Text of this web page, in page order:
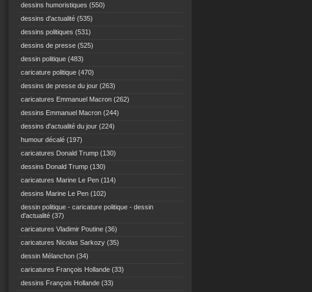
dessins humoristiques (550)
dessins d'actualité (535)
dessins politiques (531)
dessins de presse (525)
dessin politique (483)
caricature politique (470)
dessins de presse du jour (263)
caricatures Emmanuel Macron (262)
dessins Emmanuel Macron (244)
dessins d'actualité du jour (224)
humour décalé (197)
caricatures Donald Trump (130)
dessins Donald Trump (130)
caricatures Marine Le Pen (114)
dessins Marine Le Pen (102)
dessin politique - caricature politique - dessin
d'actualité (37)
caricatures Vladimir Poutine (36)
caricatures Nicolas Sarkozy (35)
dessin Mélanchon (34)
caricatures François Hollande (33)
dessins François Hollande (33)